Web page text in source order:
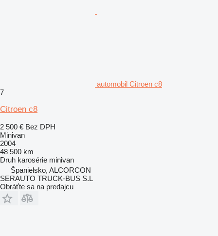
automobil Citroen c8
7
Citroen c8
2 500 € Bez DPH
Minivan
2004
48 500 km
Druh karosérie minivan
Španielsko, ALCORCON
SERAUTO TRUCK-BUS S.L
Obráťte sa na predajcu